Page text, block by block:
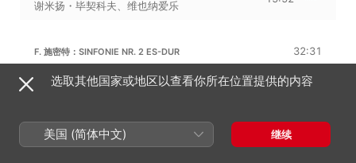
谢米扬・毕契科夫、 维也纳爱乐
F. 施密特：SINFONIE NR. 2 ES-DUR 32:31
II. Allegretto con variazioni
III. Finale
谢米扬・毕契科夫、维也纳爱乐
14:19
选取其他国家或地区以查看你所在位置提供的内容
美国 (简体中文) 继续